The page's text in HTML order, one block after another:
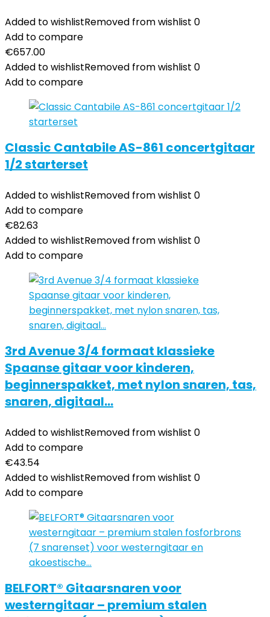
Added to wishlistRemoved from wishlist 0
Add to compare
€657.00
Added to wishlistRemoved from wishlist 0
Add to compare
Classic Cantabile AS-861 concertgitaar
1/2 starterset
Added to wishlistRemoved from wishlist 0
Add to compare
€82.63
Added to wishlistRemoved from wishlist 0
Add to compare
3rd Avenue 3/4 formaat klassieke
Spaanse gitaar voor kinderen,
beginnerspakket, met nylon snaren, tas,
snaren, digitaal…
Added to wishlistRemoved from wishlist 0
Add to compare
€43.54
Added to wishlistRemoved from wishlist 0
Add to compare
BELFORT® Gitaarsnaren voor
westerngitaar – premium stalen